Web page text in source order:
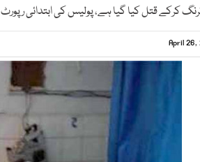
کرکے قتل کیا گیا ہے، پولیس کی ابتدائی رپورٹ
April 26,